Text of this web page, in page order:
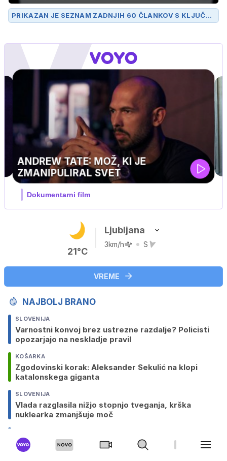
PRIKAZAN JE SEZNAM ZADNJIH 60 ČLANKOV S KLJUČN
O BESEDOROBOT.
MOJ PRIJATELJ PINGVIN
Film meseca / družinski, pustolovski
21°C
Ljubljana
3km/h S
VREME
NAJBOLJ BRANO
SLOVENIJA
Varnostni konvoj brez ustrezne razdalje? Policisti
opozarjajo na neskladje pravil
KOŠARKA
Zgodovinski korak: Aleksander Sekulić na klopi
katalonskega giganta
SLOVENIJA
Vlada razglasila nižjo stopnjo tveganja, krška
nuklearka zmanjšuje moč
Vročinske nevihte ponekod ohladile ozračje za
dobrih 10 stopinj